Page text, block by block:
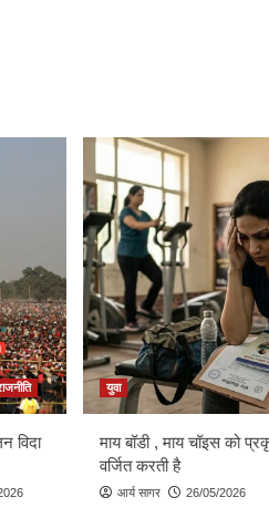
विदा
युवा
माय बॉडी , माय चॉइस को
वर्जित करती है
आर्य सागर 26/05/2026